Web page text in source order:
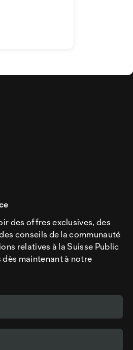
des offres exclusives, des
conseils de la communauté
relatives à la Suisse Public
maintenant à notre